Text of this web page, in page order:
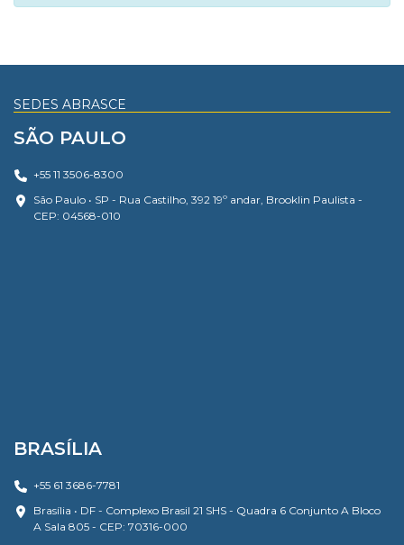
SEDES ABRASCE
SÃO PAULO
+55 11 3506-8300
São Paulo • SP - Rua Castilho, 392 19º andar, Brooklin Paulista -
CEP: 04568-010
BRASÍLIA
+55 61 3686-7781
Brasília • DF - Complexo Brasil 21 SHS - Quadra 6 Conjunto A Bloco
A Sala 805 - CEP: 70316-000